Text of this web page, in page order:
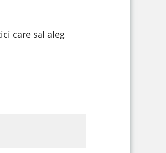
care sal aleg